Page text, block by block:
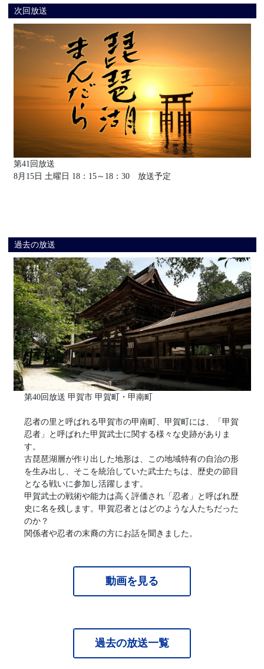
次回放送
第41回放送
8月15日 土曜日 18：15～18：30 放送予定
過去の放送
第40回放送 甲賀市 甲賀町・甲南町
忍者の里と呼ばれる甲賀市の甲南町、甲賀町には、「甲賀
忍者」と呼ばれた甲賀武士に関する様々な史跡がありま
す。
古琵琶湖層が作り出した地形は、この地域特有の自治の形
を生み出し、そこを統治していた武士たちは、歴史の節目
となる戦いに参加し活躍します。
甲賀武士の戦術や能力は高く評価され「忍者」と呼ばれ歴
史に名を残します。甲賀忍者とはどのような人たちだった
のか？
関係者や忍者の末裔の方にお話を聞きました。
動画を見る
過去の放送一覧